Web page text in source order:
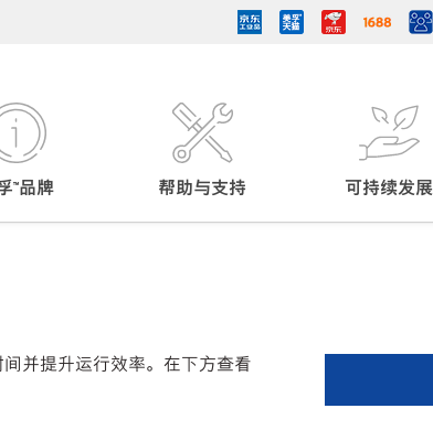
™品牌 帮助与支持 可持续发展
并提升运行效率。在下方查看